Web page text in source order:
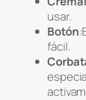
usar.
Botón
fácil.